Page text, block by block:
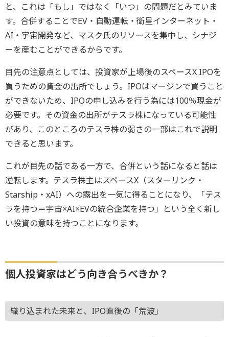
と、これは「もし」ではなく「いつ」の問題だとみていま
す。合併することでEV・自動運転・衛星インターネット・
AI・宇宙開発など、マスク氏のリソースを集中し、シナジ
ーを産むことができるからです。
目先の注意点としては、投資家が上場後のスペースX IPOを
買うための資金の出所でしょう。IPOはマージンで買うこと
ができないため、IPOの申し込みを行う為には100％現金が
必要です。その資金の出所がテスラ株になっている可能性
があり、このところのテスラ株の弱さの一部はこれで説明
できると思います。
これが目先の話である一方で、合併という話になると話は
逆転します。テスラ株主はスペースX（スターリンク・
Starship・xAI）への露出を一気に得ることになり、「テス
ラを持つ＝宇宙×AI×EVの統合企業を持つ」という全く新し
い投資の意味を持つことになります。
個人投資家はどう向き合うべきか？
織り込まれた未来と、IPO直後の「荒波」